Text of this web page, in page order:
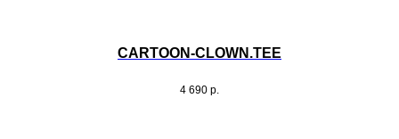
CARTOON-CLOWN.TEE
4 690 р.